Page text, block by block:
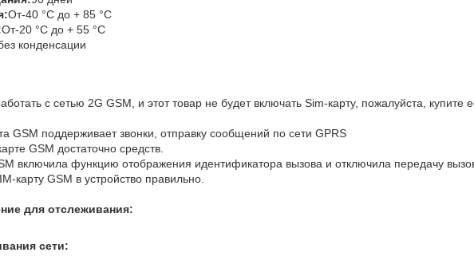
От-40 °C до + 85 °C
От-20 °C до + 55 °C
конденсации
с сетью 2G GSM, и этот товар не будет включать Sim-карту, пожалуйста, купите
GSM поддерживает звонки, отправку сообщений по сети GPRS
GSM достаточно средств.
включила функцию отображения идентификатора вызова и отключила передачу
карту GSM в устройство правильно.
для отслеживания:
сети: